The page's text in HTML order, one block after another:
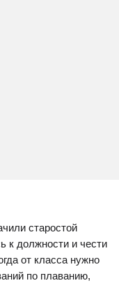
старостой
к должности и чести
от класса нужно
по плаванию,